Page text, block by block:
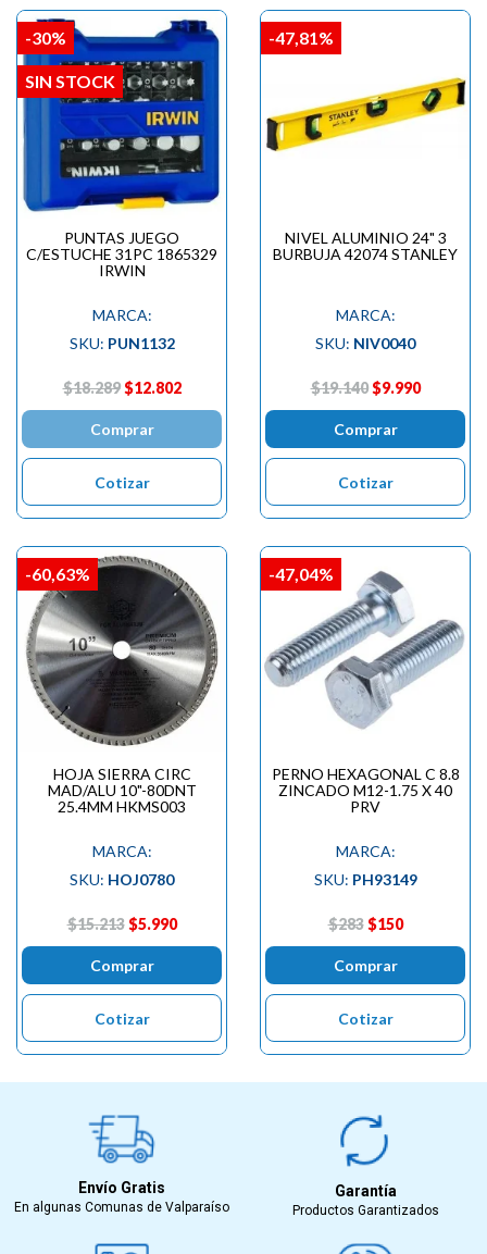
PUNTAS JUEGO
C/ESTUCHE 31PC 1865329
IRWIN
MARCA:
SKU: PUN1132
$18.289 $12.802
Comprar
Cotizar
-30%
SIN STOCK
NIVEL ALUMINIO 24" 3
BURBUJA 42074 STANLEY
MARCA:
SKU: NIV0040
$19.140 $9.990
Comprar
Cotizar
-47,81%
HOJA SIERRA CIRC
MAD/ALU 10"-80DNT
25.4MM HKMS003
MARCA:
SKU: HOJ0780
$15.213 $5.990
Comprar
Cotizar
-60,63%
PERNO HEXAGONAL C 8.8
ZINCADO M12-1.75 X 40
PRV
MARCA:
SKU: PH93149
$283 $150
Comprar
Cotizar
-47,04%
Envío Gratis
En algunas Comunas de Valparaíso
Garantía
Productos Garantizados